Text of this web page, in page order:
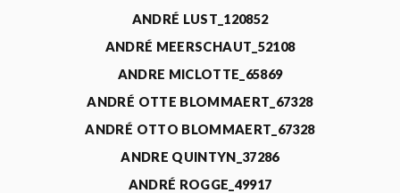
ANDRÉ LUST_120852
ANDRÉ MEERSCHAUT_52108
ANDRE MICLOTTE_65869
ANDRÉ OTTE BLOMMAERT_67328
ANDRÉ OTTO BLOMMAERT_67328
ANDRE QUINTYN_37286
ANDRÉ ROGGE_49917